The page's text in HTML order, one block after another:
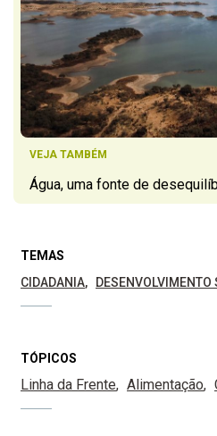
VEJA TAMBÉM
Água, uma fonte de
TEMAS
CIDADANIA
DESENVOLVIMENTO
TÓPICOS
Linha da Frente Alimentação